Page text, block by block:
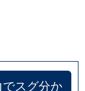
スグ分か